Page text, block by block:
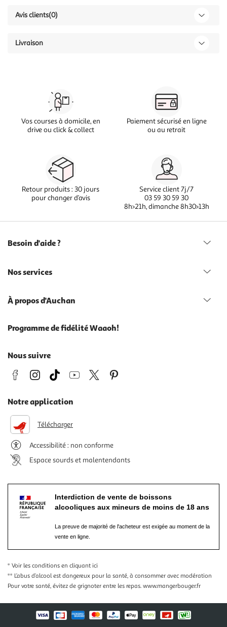
Avis clients(0)
Livraison
Vos courses à domicile, en
drive ou click & collect
Paiement sécurisé en ligne
ou au retrait
Retour produits : 30 jours
pour changer d’avis
Service client 7j/7
03 59 30 59 30
8h>21h, dimanche 8h30>13h
Besoin d'aide ?
Nos services
À propos d'Auchan
Programme de fidélité Waaoh!
Nous suivre
Notre application
Télécharger
Accessibilité : non conforme
Espace sourds et malentendants
Interdiction de vente de boissons
alcooliques aux mineurs de moins de 18 ans
La preuve de majorité de l'acheteur est exigée au moment de la
vente en ligne.
* Voir les conditions en cliquant ici
** L’abus d’alcool est dangereux pour la santé, à consommer avec modération
Pour votre santé, évitez de grignoter entre les repas. www.mangerbouger.fr